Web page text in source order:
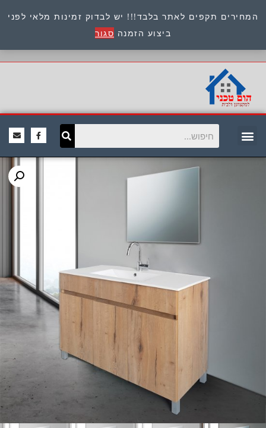
המחירים תקפים לאתר בלבד!!! יש לבדוק זמינות מלאי לפני
ביצוע הזמנה סגור
כתובת : היוזמים 9 אור יהודה שירות לקוחות 054-
8945722